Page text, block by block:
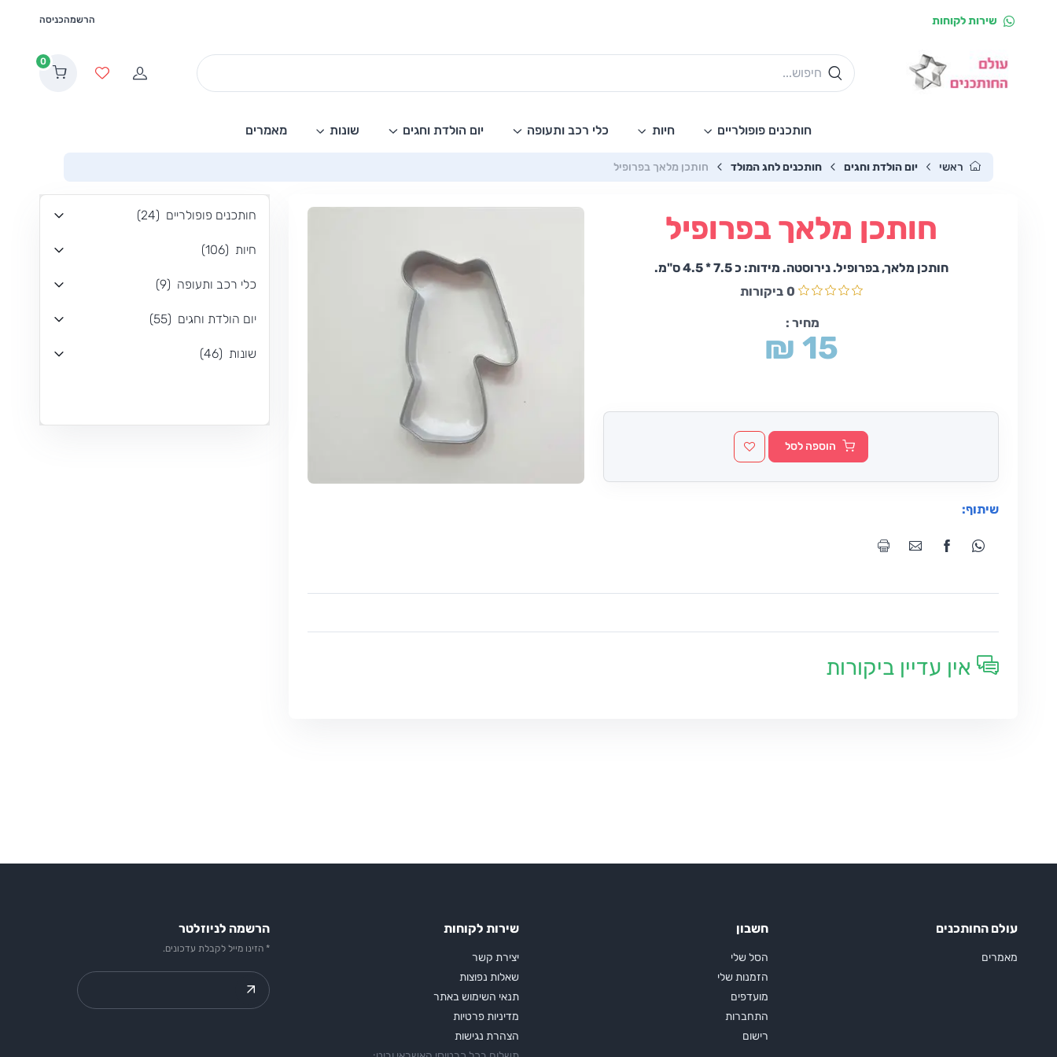
שירות לקוחות הרשמהכניסה
הרשמהמועדפים
0
חותכנים פופולריים חיות כלי רכב ותעופה יום הולדת וחגים שונות מאמרים
ראשי יום הולדת וחגים חותכנים לחג המולד חותכן מלאך בפרופיל
חותכן מלאך בפרופיל
חותכן מלאך, בפרופיל. נירוסטה. מידות: כ 7.5 * 4.5 ס"מ.
0 ביקורות
מחיר :
₪ 15
הוספה לסל
שיתוף:
אין עדיין ביקורות
חותכנים פופולריים (
24
)
חיות (
106
)
כלי רכב ותעופה (
9
)
יום הולדת וחגים (
55
)
שונות (
46
)
עולם החותכנים
מאמרים
חשבון
הסל שלי
הזמנות שלי
מועדפים
התחברות
רישום
שירות לקוחות
יצירת קשר
שאלות נפוצות
תנאי השימוש באתר
מדיניות פרטיות
הצהרת נגישות
הרשמה לניוזלטר
* הזינו מייל לקבלת עדכונים.